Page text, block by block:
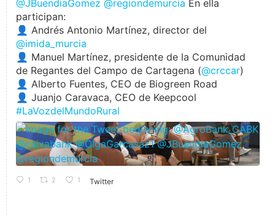
@JBuendiaGomez @regiondemurcia En ella
participan:
👤 Andrés Antonio Martínez, director del
@imida_murcia
👤 Manuel Martínez, presidente de la Comunidad
de Regantes del Campo de Cartagena (@crccar)
👤 Alberto Fuentes, CEO de Biogreen Road
👤 Juanjo Caravaca, CEO de Keepcool
#LaVozdelMundoRural
1 2 1 Twitter